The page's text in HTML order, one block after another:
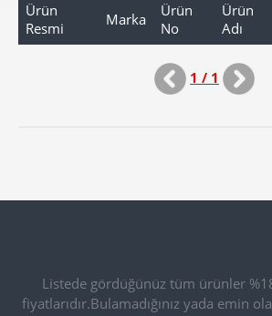
Ürün
Resmi
Marka
Ürün
No
Ürün
Adı
1 / 1
Listede gördüğünüz tüm ürünler
fiyatlarıdır.Bulamadığınız yada emin